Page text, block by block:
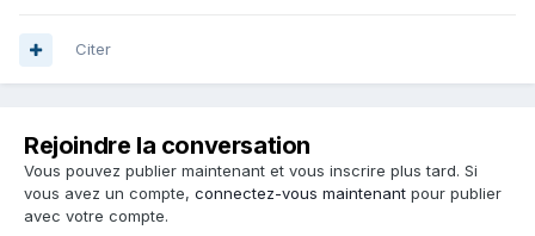
Citer
Rejoindre la conversation
Vous pouvez publier maintenant et vous inscrire plus tard. Si
vous avez un compte, connectez-vous maintenant pour publier
avec votre compte.